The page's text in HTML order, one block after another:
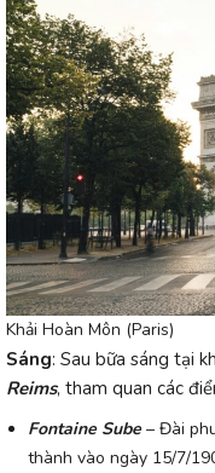
Khải Hoàn Môn (Paris)
Sáng: Sau bữa sáng tại
Reims, tham quan các
Fontaine Sube– Đài
thành vào ngày 15/7/